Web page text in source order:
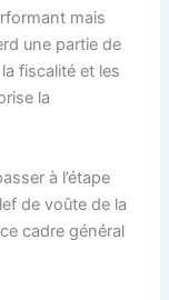
mais
une partie de
fiscalité et les
la
à l’étape
de voûte de la
cadre général